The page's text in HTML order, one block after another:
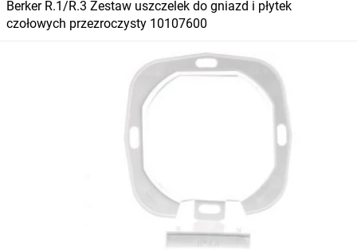
Berker R.1/R.3 Zestaw uszczelek do gniazd i płytek
czołowych przezroczysty 10107600